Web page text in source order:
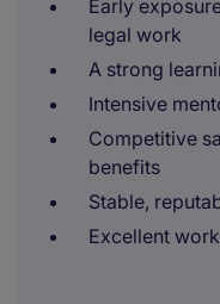
Early
legal work
A strong
Intensive
Competitive
benefits
Stable,
Excellent